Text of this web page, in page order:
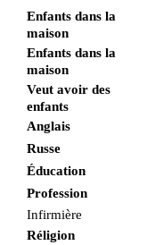
Enfants dans la
maison
Enfants dans la
maison
Veut avoir des
enfants
Anglais
Russe
Éducation
Profession
Infirmière
Réligion